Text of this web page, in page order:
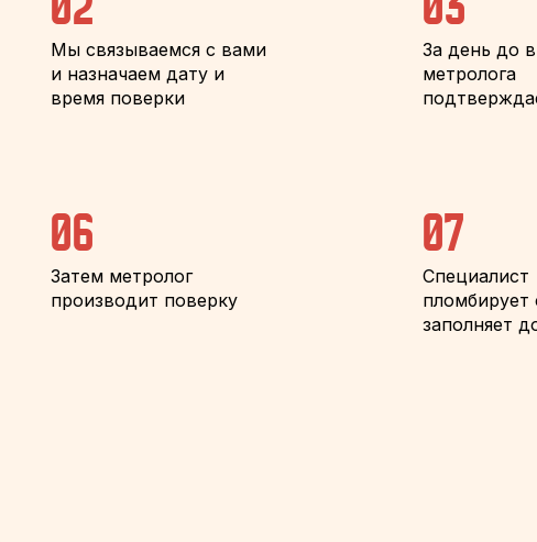
02
Мы связываемся с вами
и назначаем дату и
время поверки
03
За день до
метролога
06
Затем метролог
производит поверку
07
Специалист
пломбирует
заполняет